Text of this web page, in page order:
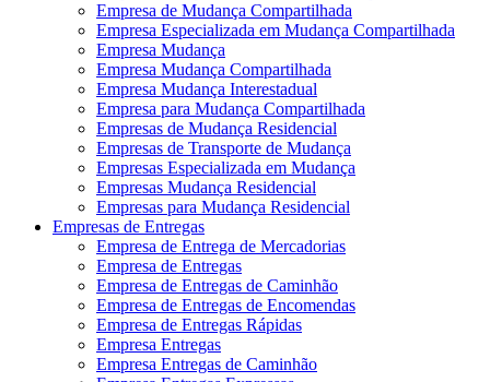
Empresa de Mudança Compartilhada
Empresa Especializada em Mudança Compartilhada
Empresa Mudança
Empresa Mudança Compartilhada
Empresa Mudança Interestadual
Empresa para Mudança Compartilhada
Empresas de Mudança Residencial
Empresas de Transporte de Mudança
Empresas Especializada em Mudança
Empresas Mudança Residencial
Empresas para Mudança Residencial
Empresas de Entregas
Empresa de Entrega de Mercadorias
Empresa de Entregas
Empresa de Entregas de Caminhão
Empresa de Entregas de Encomendas
Empresa de Entregas Rápidas
Empresa Entregas
Empresa Entregas de Caminhão